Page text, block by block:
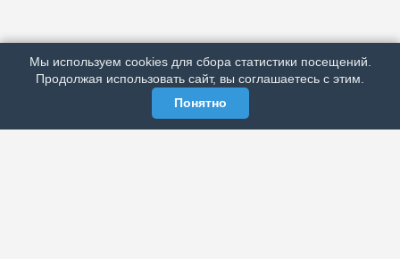
РЕКЛАМА У НАС
МЫ В СОЦСЕТЯХ
Мы используем cookies для сбора статистики посещений.
Продолжая использовать сайт, вы соглашаетесь с этим.
Понятно